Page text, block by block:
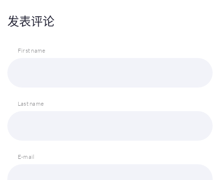
发表评论
First name
Last name
E-mail